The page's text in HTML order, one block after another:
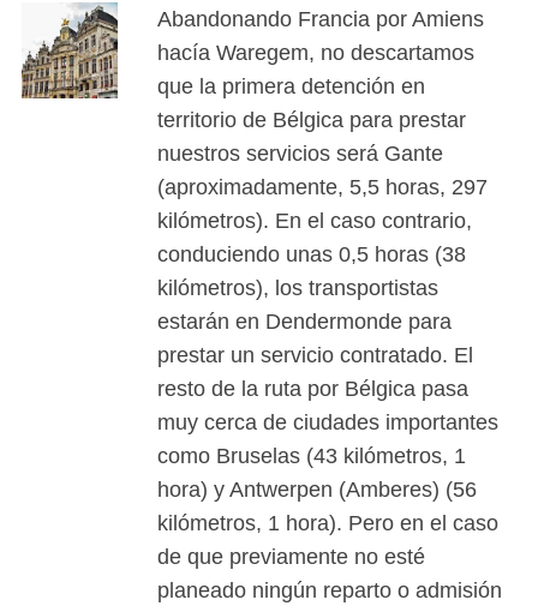
Abandonando Francia por Amiens
hacía Waregem, no descartamos
que la primera detención en
territorio de Bélgica para prestar
nuestros servicios será Gante
(aproximadamente, 5,5 horas, 297
kilómetros). En el caso contrario,
conduciendo unas 0,5 horas (38
kilómetros), los transportistas
estarán en Dendermonde para
prestar un servicio contratado. El
resto de la ruta por Bélgica pasa
muy cerca de ciudades importantes
como Bruselas (43 kilómetros, 1
hora) y Antwerpen (Amberes) (56
kilómetros, 1 hora). Pero en el caso
de que previamente no esté
planeado ningún reparto o admisión